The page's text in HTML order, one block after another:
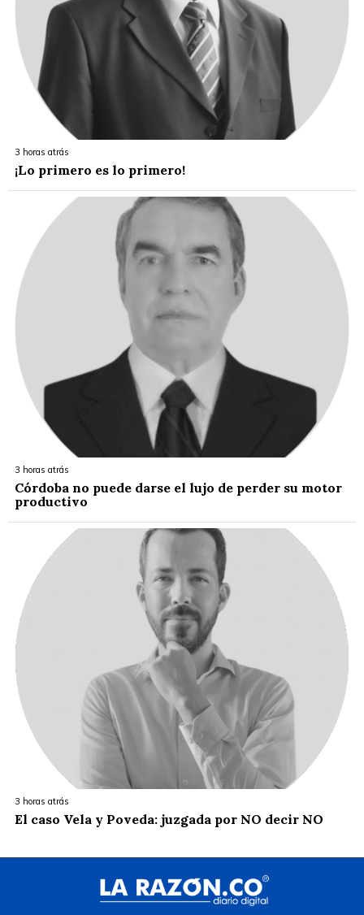
3 horas atrás
¡Lo primero es lo primero!
3 horas atrás
Córdoba no puede darse el lujo de perder su motor
productivo
3 horas atrás
El caso Vela y Poveda: juzgada por NO decir NO